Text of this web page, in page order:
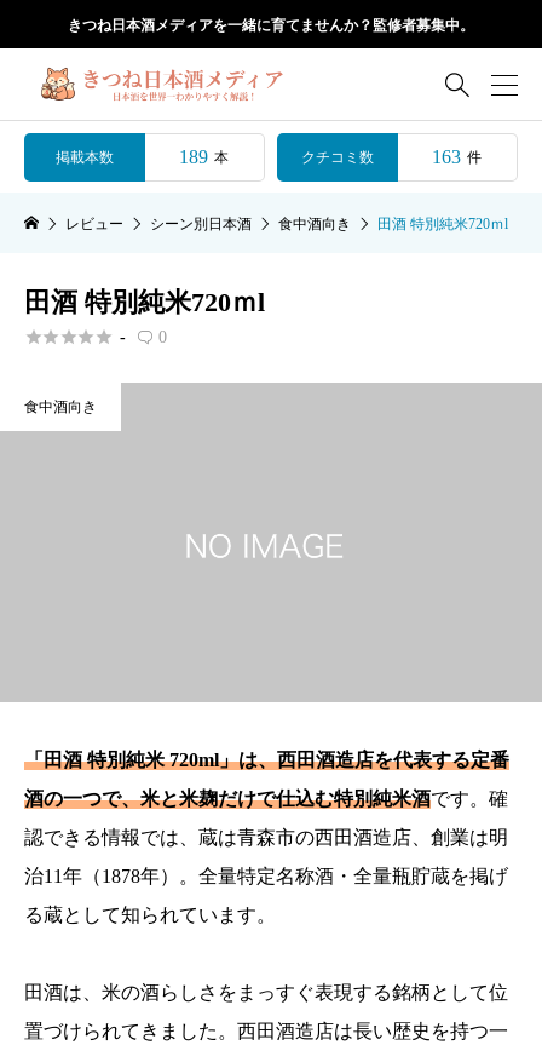
きつね日本酒メディアを一緒に育てませんか？監修者募集中。

掲載本数 189 本 クチコミ数 163 件
レビュー シーン別日本酒 食中酒向き 田酒 特別純米720ｍl
田酒 特別純米720ｍl
 -  0
食中酒向き
「田酒 特別純米 720ml」は、西田酒造店を代表する定番
酒の一つで、米と米麹だけで仕込む特別純米酒です。確
認できる情報では、蔵は青森市の西田酒造店、創業は明
治11年（1878年）。全量特定名称酒・全量瓶貯蔵を掲げ
る蔵として知られています。
田酒は、米の酒らしさをまっすぐ表現する銘柄として位
置づけられてきました。西田酒造店は長い歴史を持つ一